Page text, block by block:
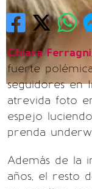
Chiara Ferragni
fuerte
seguidores en
atrevida foto
espejo
prenda
Además de la
años, el resto